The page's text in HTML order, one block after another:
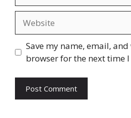
Save my name, email,
browser for the next time